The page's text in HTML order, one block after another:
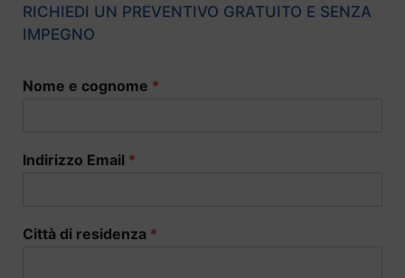
RICHIEDI UN PREVENTIVO GRATUITO E SENZA
IMPEGNO
Nome e cognome *
Indirizzo Email *
Città di residenza *